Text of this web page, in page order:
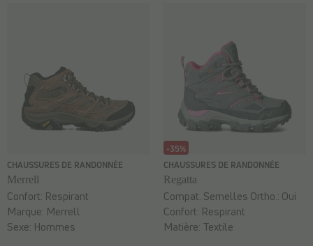
CHAUSSURES DE RANDONNÉE
Merrell
Confort: Respirant
Marque: Merrell
Sexe: Hommes
-35%
CHAUSSURES DE RANDONNÉE
Regatta
Compat. Semelles Ortho.: Oui
Confort: Respirant
Matière: Textile